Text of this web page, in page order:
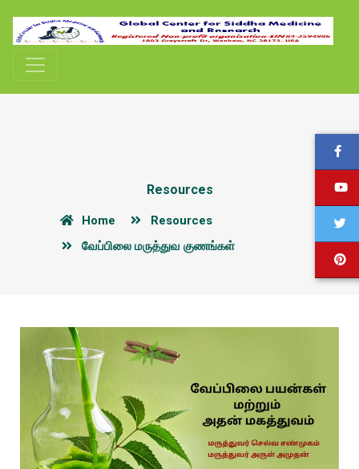
Resources
Home
Resources
வேப்பிலை மருத்துவ குணங்கள்